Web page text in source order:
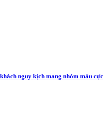
nguy kịch mang nhóm máu cực